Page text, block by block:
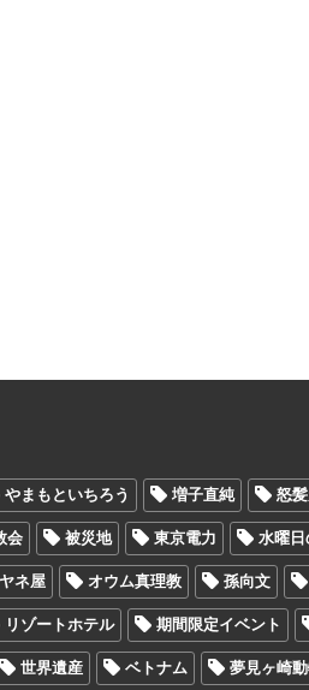
やまもといちろう 増子直純 怒
会 被災地 東京電力 水曜
ネ屋 オウム真理教 孫向文
リゾートホテル 期間限定イベント
世界遺産 ベトナム 夢見ヶ崎